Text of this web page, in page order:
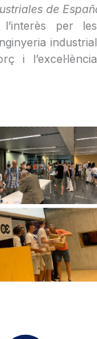
de
l’interès per les
industrial
i l’excel·lència